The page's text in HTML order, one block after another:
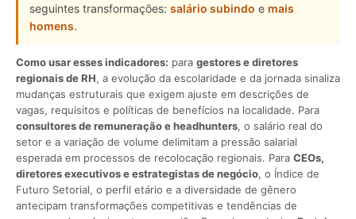
seguintes transformações: salário subindo e mais
homens.
Como usar esses indicadores: para gestores e diretores
regionais de RH, a evolução da escolaridade e da jornada sinaliza
mudanças estruturais que exigem ajuste em descrições de
vagas, requisitos e políticas de benefícios na localidade. Para
consultores de remuneração e headhunters, o salário real do
setor e a variação de volume delimitam a pressão salarial
esperada em processos de recolocação regionais. Para CEOs,
diretores executivos e estrategistas de negócio, o Índice de
Futuro Setorial, o perfil etário e a diversidade de gênero
antecipam transformações competitivas e tendências de